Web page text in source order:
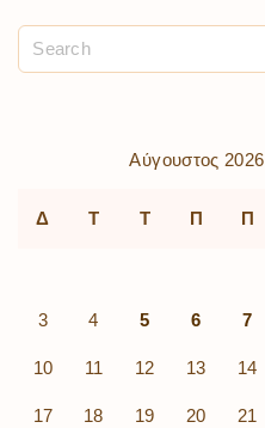
Αύγουστος 2026
Δ Τ Τ Π Π
3 4 5 6 7
10 11 12 13 14
17 18 19 20 21